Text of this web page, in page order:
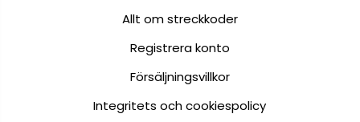
Allt om streckkoder
Registrera konto
Försäljningsvillkor
Integritets och cookiespolicy